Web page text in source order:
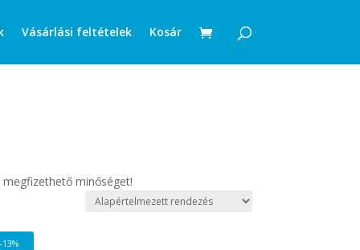
Vásárlási feltételek Kosár
minőséget!
-13%